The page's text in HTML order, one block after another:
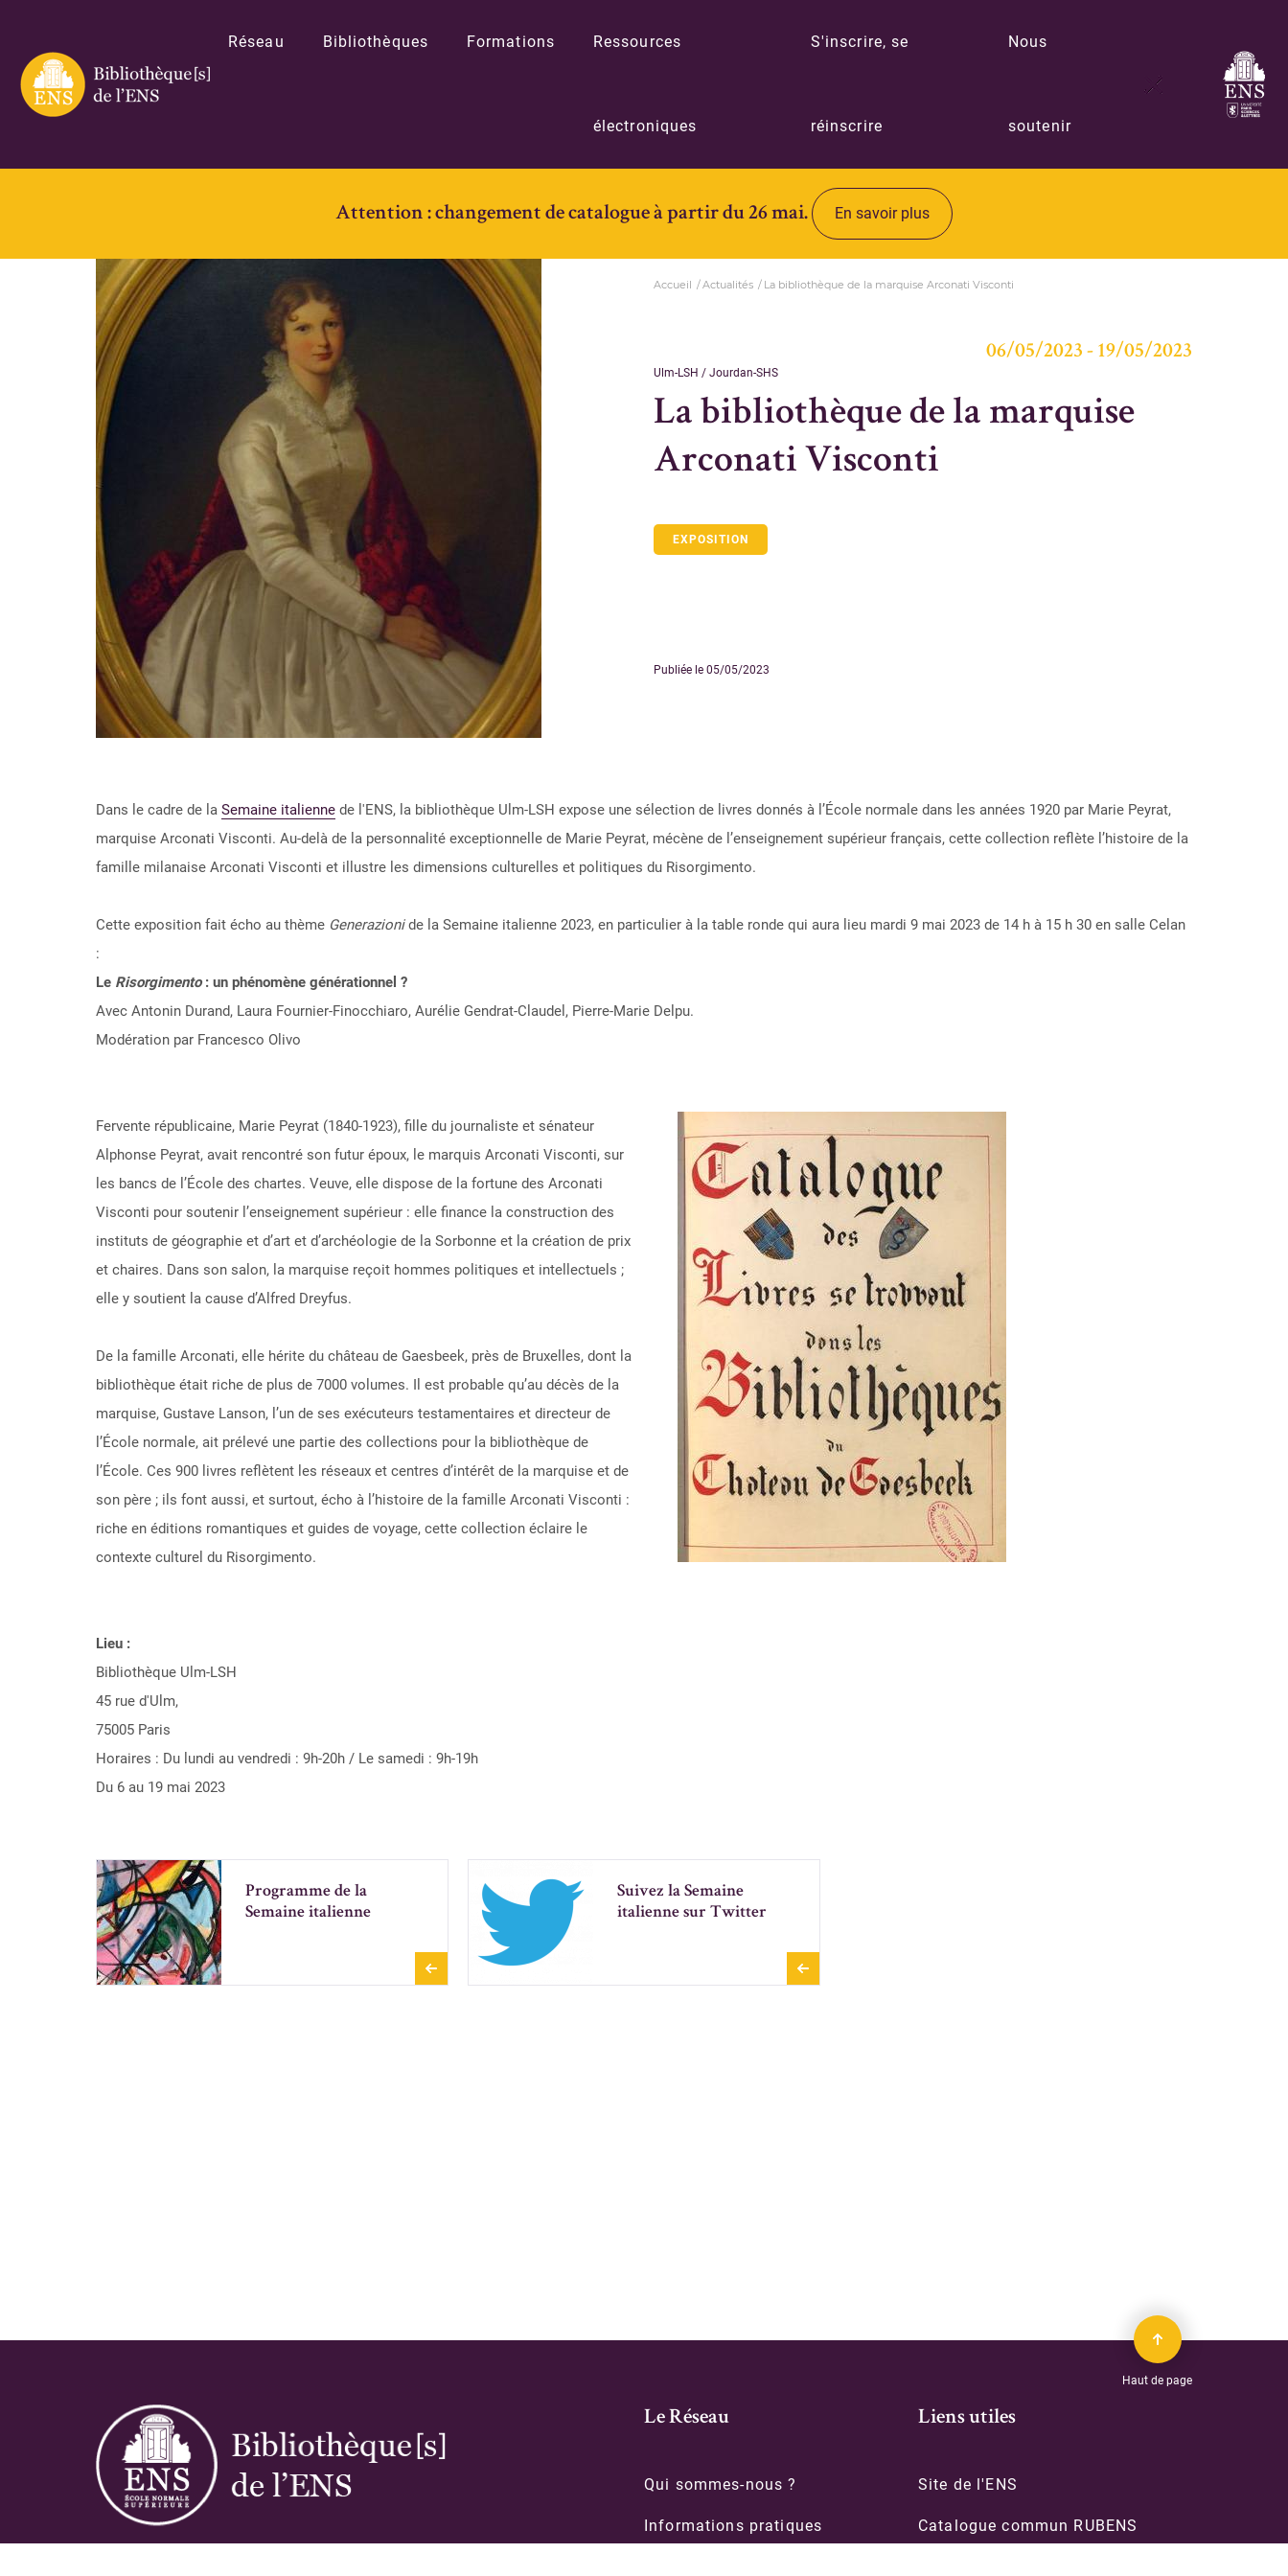
Réseau Bibliothèques Formations Ressources
électroniques
S'inscrire, se
réinscrire
Nous
soutenir
Attention : changement de catalogue à partir du 26 mai. En savoir plus
Accueil Actualités La bibliothèque de la marquise Arconati Visconti
06/05/2023 - 19/05/2023
Ulm-LSH / Jourdan-SHS
La bibliothèque de la marquise
Arconati Visconti
EXPOSITION
Publiée le 05/05/2023
Dans le cadre de la Semaine italienne de l'ENS, la bibliothèque Ulm-LSH expose une sélection de livres donnés à l’École normale dans les années 1920 par Marie Peyrat,
marquise Arconati Visconti. Au-delà de la personnalité exceptionnelle de Marie Peyrat, mécène de l’enseignement supérieur français, cette collection reflète l’histoire de la
famille milanaise Arconati Visconti et illustre les dimensions culturelles et politiques du Risorgimento.
Cette exposition fait écho au thème Generazionide la Semaine italienne 2023, en particulier à la table ronde qui aura lieu mardi 9 mai 2023 de 14 h à 15 h 30 en salle Celan
:
Le Risorgimento : un phénomène générationnel ?
Avec Antonin Durand, Laura Fournier-Finocchiaro, Aurélie Gendrat-Claudel, Pierre-Marie Delpu.
Modération par Francesco Olivo
Fervente républicaine, Marie Peyrat (1840-1923), fille du journaliste et sénateur
Alphonse Peyrat, avait rencontré son futur époux, le marquis Arconati Visconti, sur
les bancs de l’École des chartes. Veuve, elle dispose de la fortune des Arconati
Visconti pour soutenir l’enseignement supérieur : elle finance la construction des
instituts de géographie et d’art et d’archéologie de la Sorbonne et la création de prix
et chaires. Dans son salon, la marquise reçoit hommes politiques et intellectuels ;
elle y soutient la cause d’Alfred Dreyfus.
De la famille Arconati, elle hérite du château de Gaesbeek, près de Bruxelles, dont la
bibliothèque était riche de plus de 7000 volumes. Il est probable qu’au décès de la
marquise, Gustave Lanson, l’un de ses exécuteurs testamentaires et directeur de
l’École normale, ait prélevé une partie des collections pour la bibliothèque de
l’École. Ces 900 livres reflètent les réseaux et centres d’intérêt de la marquise et de
son père ; ils font aussi, et surtout, écho à l’histoire de la famille Arconati Visconti :
riche en éditions romantiques et guides de voyage, cette collection éclaire le
contexte culturel du Risorgimento.
Lieu :
Bibliothèque Ulm-LSH
45 rue d'Ulm,
75005 Paris
Horaires : Du lundi au vendredi : 9h-20h / Le samedi : 9h-19h
Du 6 au 19 mai 2023
Programme de la
Semaine italienne
Suivez la Semaine
italienne sur Twitter
Haut de page
Le Réseau
Qui sommes-nous ?
Informations pratiques
Liens utiles
Site de l'ENS
Catalogue commun RUBENS